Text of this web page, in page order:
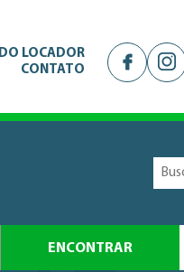
LOCADOR
CONTATO
ENCONTRAR